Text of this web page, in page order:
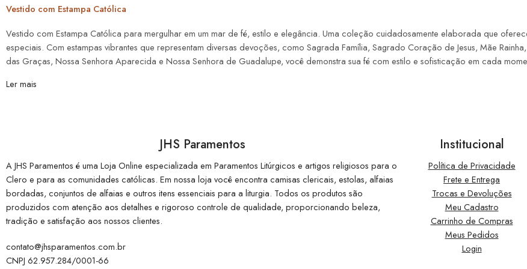
Vestido com Estampa Católica
Vestido com Estampa Católica para mergulhar em um mar de fé, estilo e elegância. Uma coleção cuidadosamente elaborada que
especiais. Com estampas vibrantes que representam diversas devoções, como Sagrada Família, Sagrado Coração de Jesus, Mãe
das Graças, Nossa Senhora Aparecida e Nossa Senhora de Guadalupe, você demonstra sua fé com estilo e sofisticação em cada
Ler mais
JHS Paramentos
A JHS Paramentos é uma Loja Online especializada em Paramentos Litúrgicos e artigos religiosos para o
Clero e para as comunidades católicas. Em nossa loja você encontra camisas clericais, estolas, alfaias
bordadas, conjuntos de alfaias e outros itens essenciais para a liturgia. Todos os produtos são
produzidos com atenção aos detalhes e rigoroso controle de qualidade, proporcionando beleza,
tradição e satisfação aos nossos clientes.
contato@jhsparamentos.com.br
CNPJ 62.957.284/0001-66
Institucional
Política de Privacidade
Frete e Entrega
Trocas e Devoluções
Meu Cadastro
Carrinho de Compras
Meus Pedidos
Login